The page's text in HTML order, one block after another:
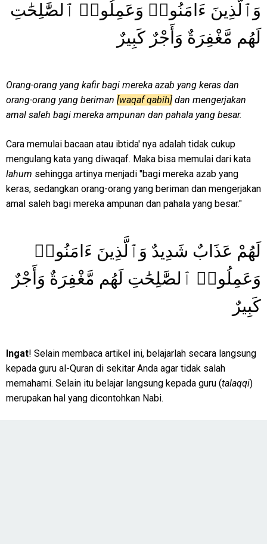
وَٱلَّذِينَ ءَامَنُوا۟ وَعَمِلُوا۟ ٱلصَّٰلِحَٰتِ
لَهُم مَّغْفِرَةٌ وَأَجْرٌ كَبِيرٌ
Orang-orang yang kafir bagi mereka azab yang keras dan
orang-orang yang beriman [waqaf qabih] dan mengerjakan
amal saleh bagi mereka ampunan dan pahala yang besar.
Cara memulai bacaan atau ibtida' nya adalah tidak cukup
mengulang kata yang diwaqaf. Maka bisa memulai dari kata
lahum sehingga artinya menjadi "bagi mereka azab yang
keras, sedangkan orang-orang yang beriman dan mengerjakan
amal saleh bagi mereka ampunan dan pahala yang besar."
لَهُمْ عَذَابٌ شَدِيدٌ وَٱلَّذِينَ ءَامَنُوا۟
وَعَمِلُوا۟ ٱلصَّٰلِحَٰتِ لَهُم مَّغْفِرَةٌ وَأَجْرٌ
كَبِيرٌ
Ingat! Selain membaca artikel ini, belajarlah secara langsung
kepada guru al-Quran di sekitar Anda agar tidak salah
memahami. Selain itu belajar langsung kepada guru (talaqqi)
merupakan hal yang dicontohkan Nabi.